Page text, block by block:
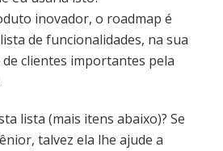
inovador, o roadmap é
de funcionalidades, na sua
clientes importantes pela
lista (mais itens abaixo)? Se
talvez ela lhe ajude a